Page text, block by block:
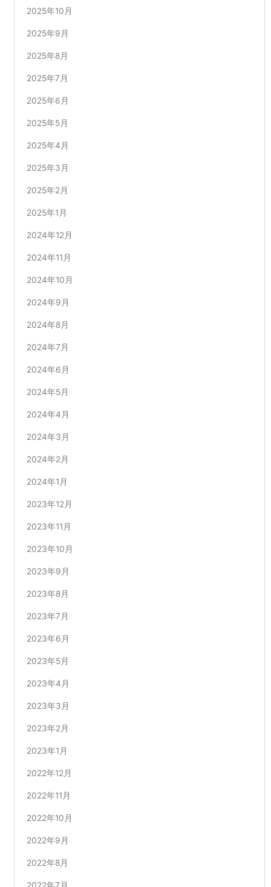
2025年10月
2025年9月
2025年8月
2025年7月
2025年6月
2025年5月
2025年4月
2025年3月
2025年2月
2025年1月
2024年12月
2024年11月
2024年10月
2024年9月
2024年8月
2024年7月
2024年6月
2024年5月
2024年4月
2024年3月
2024年2月
2024年1月
2023年12月
2023年11月
2023年10月
2023年9月
2023年8月
2023年7月
2023年6月
2023年5月
2023年4月
2023年3月
2023年2月
2023年1月
2022年12月
2022年11月
2022年10月
2022年9月
2022年8月